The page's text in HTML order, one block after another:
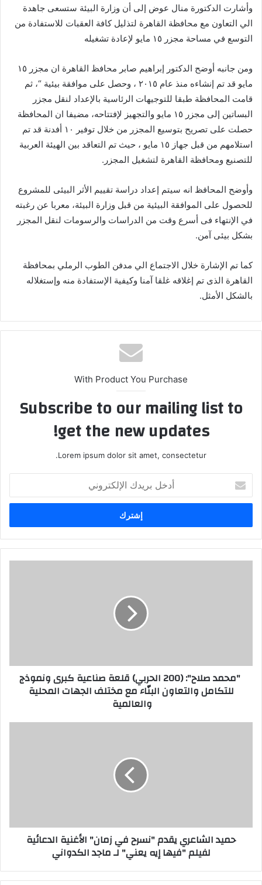
وأشارت الدكتورة منال عوض إلى أن وزارة البيئة ستسعى جاهدة
الي التعاون مع محافظة القاهرة لتذليل كافة العقبات للاستفادة من
التوسع في مساحة مجزر ١٥ مايو لإعادة تشغيله
ومن جانبه أوضح الدكتور إبراهيم صابر محافظ القاهرة ان مجزر ١٥
مايو قد تم إنشاءه منذ عام ٢٠١٥ ، وحصل على موافقة بيئية “، ثم
قامت المحافظة طبقا للتوجيهات الرئاسية بالإعداد لنقل مجزر
البساتين إلى مجزر ١٥ مايو والتجهيز لإفتتاحه، مضيفا ان المحافظة
حصلت على تصريح بتوسيع المجزر من خلال توفير ١٠ أفدنة قد تم
استلامهم من قبل جهاز ١٥ مايو ، حيث تم التعاقد بين الهيئة العربية
للتصنيع ومحافظة القاهرة لتشغيل المجزر.
وأوضح المحافظ انه سيتم إعداد دراسة تقييم الأثر البيئى للمشروع
للحصول على الموافقة البيئية من قبل وزارة البيئة، معربا عن رغبته
في الإنتهاء فى أسرع وقت من الدراسات والرسومات لنقل المجزر
بشكل بيئى آمن.
كما تم الإشارة خلال الاجتماع الي مدفن الطوب الرملي بمحافظة
القاهرة الذى تم إغلاقه غلقا آمنا وكيفية الإستفادة منه وإستغلاله
بالشكل الأمثل.
With Product You Purchase
Subscribe to our mailing list to
get the new updates!
Lorem ipsum dolor sit amet, consectetur.
بريدك
الإلكتروني
"محمد صلاح": (200 الحربي) قلعة صناعية كبرى ونموذج
للتكامل والتعاون البنّاء مع مختلف الجهات المحلية
والعالمية
حميد الشاعري يقدم "نسرح في زمان" الأغنية الدعائية
لفيلم "فيها إيه يعني" لـ ماجد الكدواني